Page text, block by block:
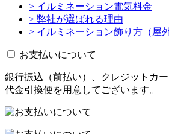
> イルミネーション電気料金
> 弊社が選ばれる理由
> イルミネーション飾り方（屋
お支払いについて
銀行振込（前払い）、クレジットカー
代金引換便を用意してございます。